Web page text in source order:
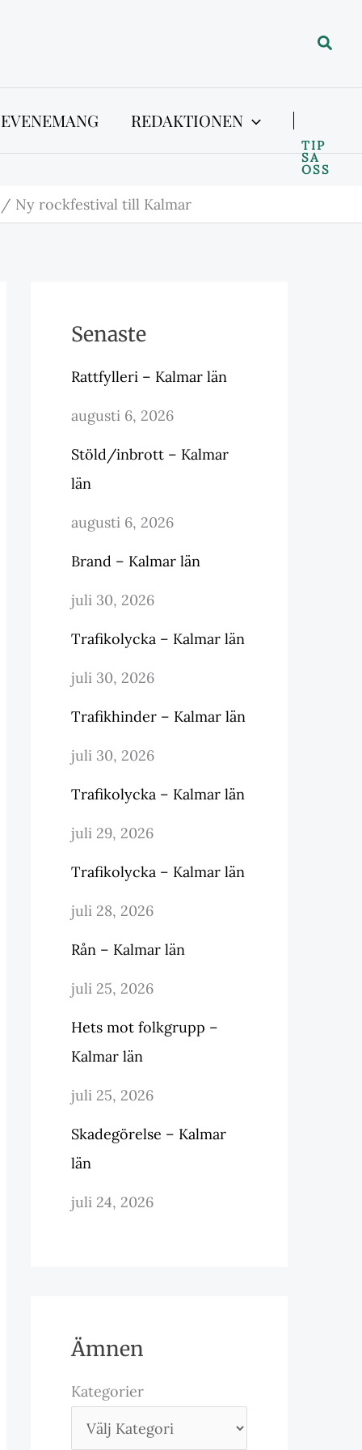
Sök
REDAKTIONEN
TIP
SA
OSS
Ny rockfestival till Kalmar
Senaste
Rattfylleri – Kalmar län
augusti 6, 2026
Stöld/inbrott – Kalmar
län
augusti 6, 2026
Brand – Kalmar län
juli 30, 2026
Trafikolycka – Kalmar län
juli 30, 2026
Trafikhinder – Kalmar län
juli 30, 2026
Trafikolycka – Kalmar län
juli 29, 2026
Trafikolycka – Kalmar län
juli 28, 2026
Rån – Kalmar län
juli 25, 2026
Hets mot folkgrupp –
Kalmar län
juli 25, 2026
Skadegörelse – Kalmar
län
juli 24, 2026
Ämnen
Kategorier